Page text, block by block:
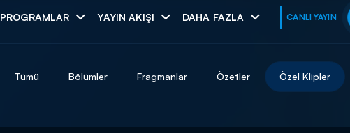
PROGRAMLAR YAYIN AKIŞI DAHA FAZLA CANLI YAYIN
muhteşem ikili
Tümü Bölümler Fragmanlar Özetler Özel Klipler